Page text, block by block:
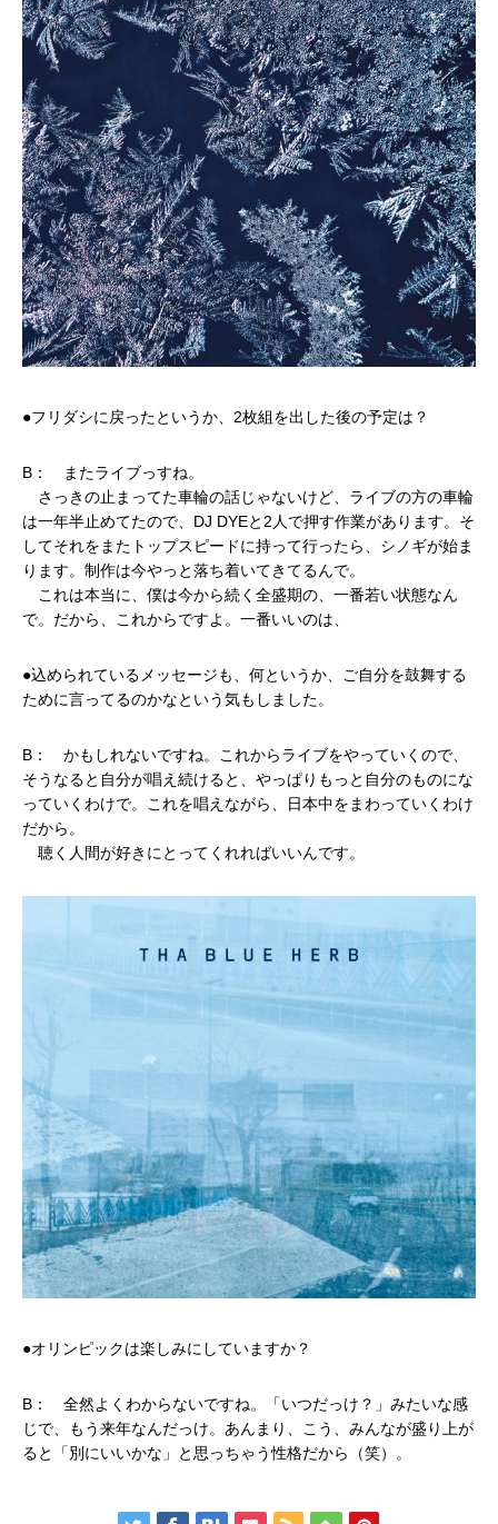
●フリダシに戻ったというか、2枚組を出した後の予定は？
B： またライブっすね。
さっきの止まってた車輪の話じゃないけど、ライブの方の車輪
は一年半止めてたので、DJ DYEと2人で押す作業があります。そ
してそれをまたトップスピードに持って行ったら、シノギが始ま
ります。制作は今やっと落ち着いてきてるんで。
これは本当に、僕は今から続く全盛期の、一番若い状態なん
で。だから、これからですよ。一番いいのは、
●込められているメッセージも、何というか、ご自分を鼓舞する
ために言ってるのかなという気もしました。
B： かもしれないですね。これからライブをやっていくので、
そうなると自分が唱え続けると、やっぱりもっと自分のものにな
っていくわけで。これを唱えながら、日本中をまわっていくわけ
だから。
聴く人間が好きにとってくれればいいんです。
●オリンピックは楽しみにしていますか？
B： 全然よくわからないですね。「いつだっけ？」みたいな感
じで、もう来年なんだっけ。あんまり、こう、みんなが盛り上が
ると「別にいいかな」と思っちゃう性格だから（笑）。